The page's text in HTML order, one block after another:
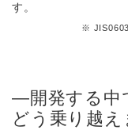
す。
※ JIS0603
―開発する中
どう乗り越え